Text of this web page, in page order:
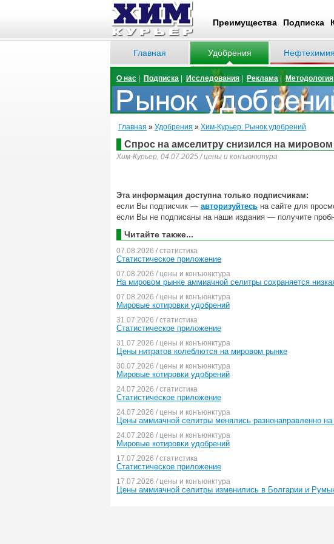
Преимущества Подписка
Главная Удобрения Нефтехимия
О нас Подписка Исследования Реклама Методология
Главная » Удобрения » Хим-Курьер. Рынок удобрений
Спрос на амселитру снизился на
Хим-Курьер, 04.07.2025 / цены и конъюнктура
Эта информация доступна только подписчикам:
если Вы подписчик — авторизуйтесь на сайте для пр
если Вы не подписаны на наши издания — получите
Читайте также...
07.08.2026 / статистика
Статистическое приложение
07.08.2026 / цены и конъюнктура
На мировом рынке аммиачной селитры сохраняется
07.08.2026 / цены и конъюнктура
Мировые котировки удобрений
31.07.2026 / статистика
Статистическое приложение
31.07.2026 / цены и конъюнктура
Цены нитратов колеблются на мировом рынке
30.07.2026 / цены и конъюнктура
Мировые котировки удобрений
24.07.2026 / статистика
Статистическое приложение
24.07.2026 / цены и конъюнктура
Цены аммиачной селитры менялись разнонаправленно
24.07.2026 / цены и конъюнктура
Мировые котировки удобрений
17.07.2026 / статистика
Статистическое приложение
17.07.2026 / цены и конъюнктура
Цены аммиачной селитры изменились в Болгарии и